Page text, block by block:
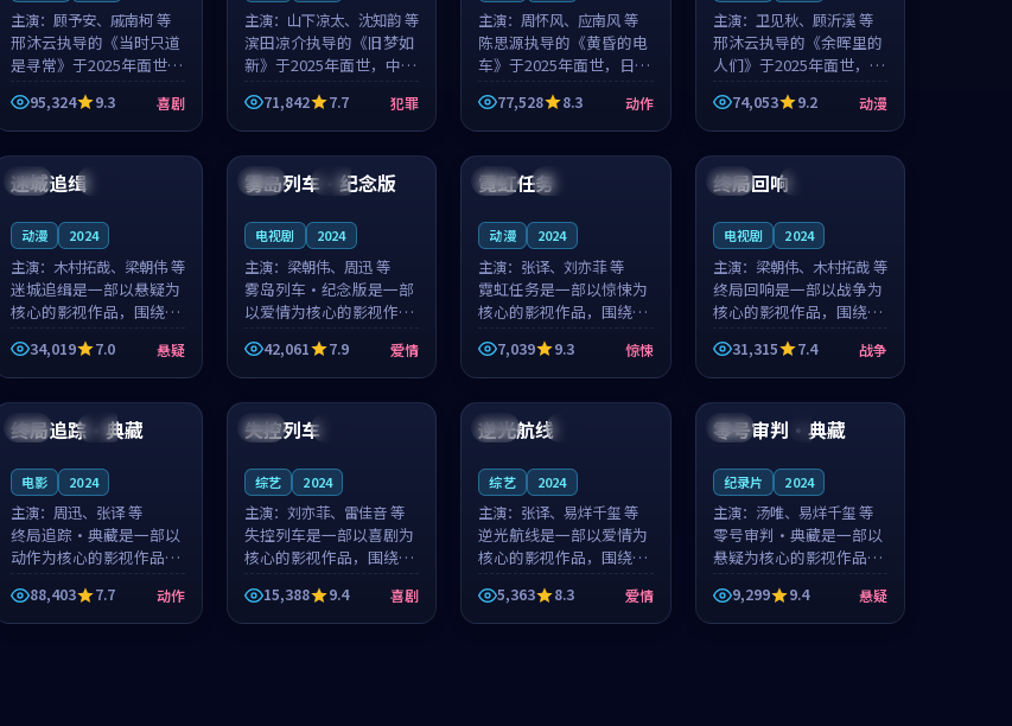
主演： 顾予安、戚南柯 等
邢沐云执导的《当时只道
是寻常》于2025年面世，
泰国的城市气质与母女情
深的人物心境共同构筑了
影片基调。顾予安、戚南
柯用细腻的表演撑起整部
喜剧电影...
95,324 9.3 喜剧
主演： 山下凉太、沈知韵 等
滨田凉介执导的《旧梦如
新》于2025年面世，中国
台湾的城市气质与异国相
遇的人物心境共同构筑了
影片基调。山下凉太、沈
知韵用细腻的表演撑起整
部犯罪电...
71,842 7.7 犯罪
主演：周怀风、应南风 等
陈思源执导的《黄昏的电
车》于2025年面世，日本
的城市气质与渔村故事的
人物心境共同构筑了影片
基调。周怀风、应南风用
细腻的表演撑起整部动作
电影，剧...
77,528 8.3 动作
主演： 卫见秋、顾沂溪 等
邢沐云执导的《余晖里的
人们》于2025年面世，泰
国的城市气质与小镇生活
的人物心境共同构筑了影
片基调。卫见秋、顾沂溪
用细腻的表演撑起整部动
漫电影，...
74,053 9.2 动漫
美国
93:44
迷城追缉
动漫 2024
主演： 木村拓哉、梁朝伟 等
迷城追缉是一部以悬疑为
核心的影视作品，围绕危
机、反转与人物成长展
开，整体节奏紧凑，值得
推荐观看。
34,019 7.0 悬疑
中国 高分
99:31
雾岛列车·纪念版
电视剧 2024
主演： 梁朝伟、周迅 等
雾岛列车·纪念版是一部
以爱情为核心的影视作
品，围绕危机、反转与人
物成长展开，整体节奏紧
凑，值得推荐观看。
42,061 7.9 爱情
日本 连载中
99:53
霓虹任务
动漫 2024
主演： 张译、刘亦菲 等
霓虹任务是一部以惊悚为
核心的影视作品，围绕危
机、反转与人物成长展
开，整体节奏紧凑，值得
推荐观看。
7,039 9.3 惊悚
美国
99:23
终局回响
电视剧 2024
主演： 梁朝伟、木村拓哉 等
终局回响是一部以战争为
核心的影视作品，围绕危
机、反转与人物成长展
开，整体节奏紧凑，值得
推荐观看。
31,315 7.4 战争
中国 热播
99:53
终局追踪·典藏
电影 2024
主演： 周迅、张译 等
终局追踪·典藏是一部以
动作为核心的影视作品，
围绕危机、反转与人物成
长展开，整体节奏紧凑，
值得推荐观看。
88,403 7.7 动作
韩国
99:23
失控列车
综艺 2024
主演： 刘亦菲、雷佳音 等
失控列车是一部以喜剧为
核心的影视作品，围绕危
机、反转与人物成长展
开，整体节奏紧凑，值得
推荐观看。
15,388 9.4 喜剧
英国
99:08
逆光航线
综艺 2024
主演： 张译、易烊千玺 等
逆光航线是一部以爱情为
核心的影视作品，围绕危
机、反转与人物成长展
开，整体节奏紧凑，值得
推荐观看。
5,363 8.3 爱情
中国 4K
99:19
零号审判·典藏
纪录片 2024
主演： 汤唯、易烊千玺 等
零号审判·典藏是一部以
悬疑为核心的影视作品，
围绕危机、反转与人物成
长展开，整体节奏紧凑，
值得推荐观看。
9,299 9.4 悬疑